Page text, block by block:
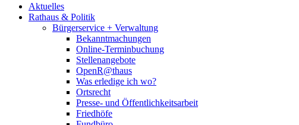
Aktuelles
Rathaus & Politik
Bürgerservice + Verwaltung
Bekanntmachungen
Online-Terminbuchung
Stellenangebote
OpenR@thaus
Was erledige ich wo?
Ortsrecht
Presse- und Öffentlichkeitsarbeit
Friedhöfe